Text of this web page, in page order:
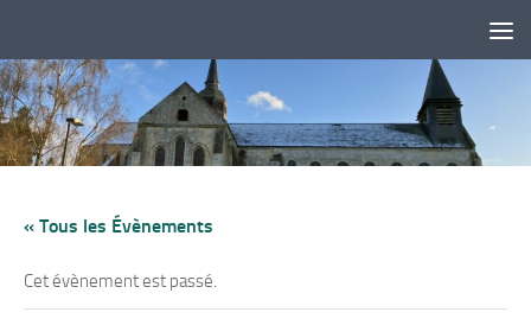
« Tous les Évènements
Cet évènement est passé.